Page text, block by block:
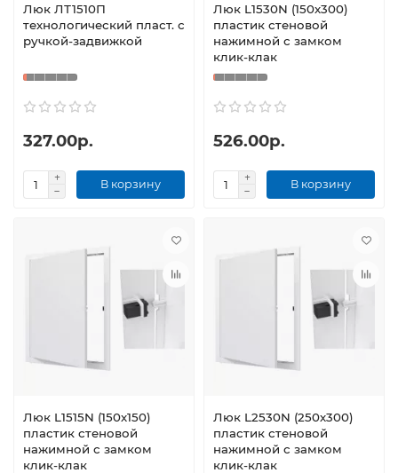
Люк ЛТ1510П
технологический пласт. с
ручкой-задвижкой
327.00р.
В корзину
Люк L1530N (150х300)
пластик стеновой
нажимной с замком
клик-клак
526.00р.
В корзину
Люк L1515N (150х150)
пластик стеновой
нажимной с замком
клик-клак
Люк L2530N (250х300)
пластик стеновой
нажимной с замком
клик-клак